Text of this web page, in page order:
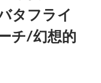
タフライ
チ/幻想的